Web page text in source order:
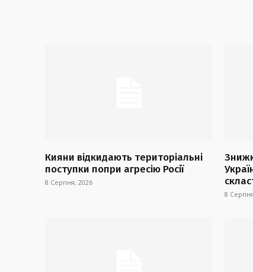
Кияни відкидають територіальні
поступки попри агресію Росії
8 Серпня, 2026
8